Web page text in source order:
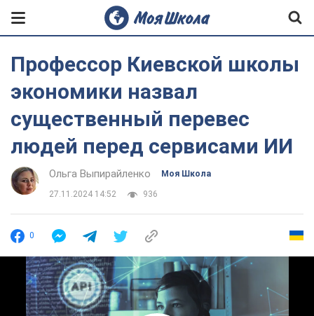
Профессор Киевской школы
экономики назвал
существенный перевес
людей перед сервисами ИИ
Ольга Выпирайленко Моя Школа
27.11.2024 14:52 936
0